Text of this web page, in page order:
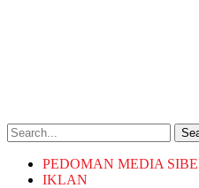
PEDOMAN MEDIA
IKLAN